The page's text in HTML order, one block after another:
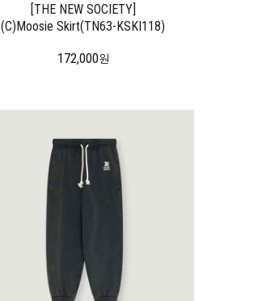
[THE NEW SOCIETY]
(C)Moosie Skirt(TN63-KSKI118)
172,000원